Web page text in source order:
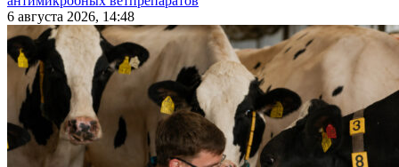
6 августа 2026, 14:48